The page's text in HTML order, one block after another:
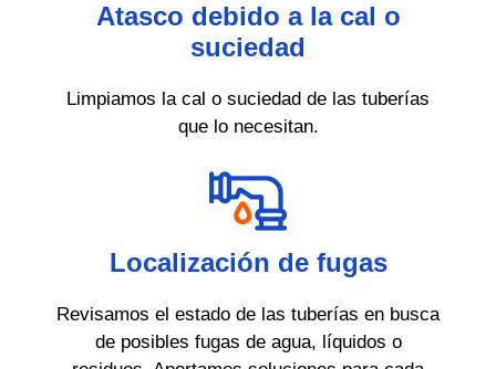
Atasco debido a la cal o
suciedad
Limpiamos la cal o suciedad de las tuberías
que lo necesitan.
Localización de fugas
Revisamos el estado de las tuberías en busca
de posibles fugas de agua, líquidos o